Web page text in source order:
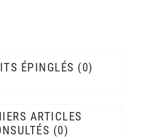
ÉPINGLÉS 0
ARTICLES
0